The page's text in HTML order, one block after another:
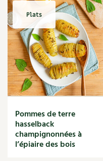
Multiplication
Muret
Muscade
Musique
Narcisse
Nature
Nettoyage
Nichoir
Noisette
Noix
Plats
Pommes de terre
hasselback
champignonnées à
l’épiaire des bois